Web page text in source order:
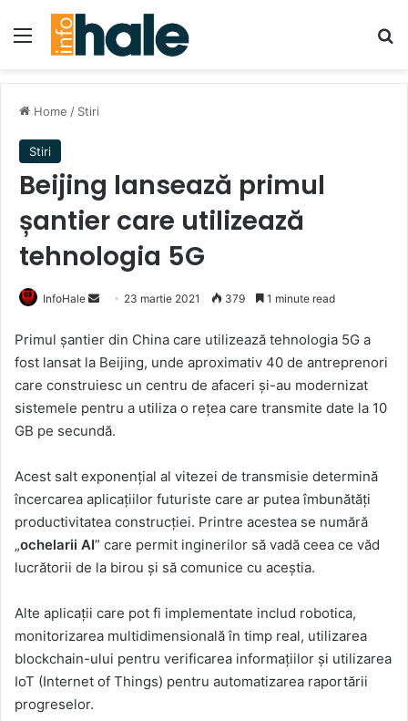
Menu
Home / Stiri
Stiri
Beijing lansează primul
șantier care utilizează
tehnologia 5G
InfoHale
Send
email
23 martie 2021 379 1 minute read
Primul șantier din China care utilizează tehnologia 5G a
fost lansat la Beijing, unde aproximativ 40 de antreprenori
care construiesc un centru de afaceri și-au modernizat
sistemele pentru a utiliza o rețea care transmite date la 10
GB pe secundă.
Acest salt exponențial al vitezei de transmisie determină
încercarea aplicațiilor futuriste care ar putea îmbunătăți
productivitatea construcției. Printre acestea se numără
„ochelarii AI” care permit inginerilor să vadă ceea ce văd
lucrătorii de la birou și să comunice cu aceștia.
Alte aplicații care pot fi implementate includ robotica,
monitorizarea multidimensională în timp real, utilizarea
blockchain-ului pentru verificarea informațiilor și utilizarea
IoT (Internet of Things) pentru automatizarea raportării
progreselor.